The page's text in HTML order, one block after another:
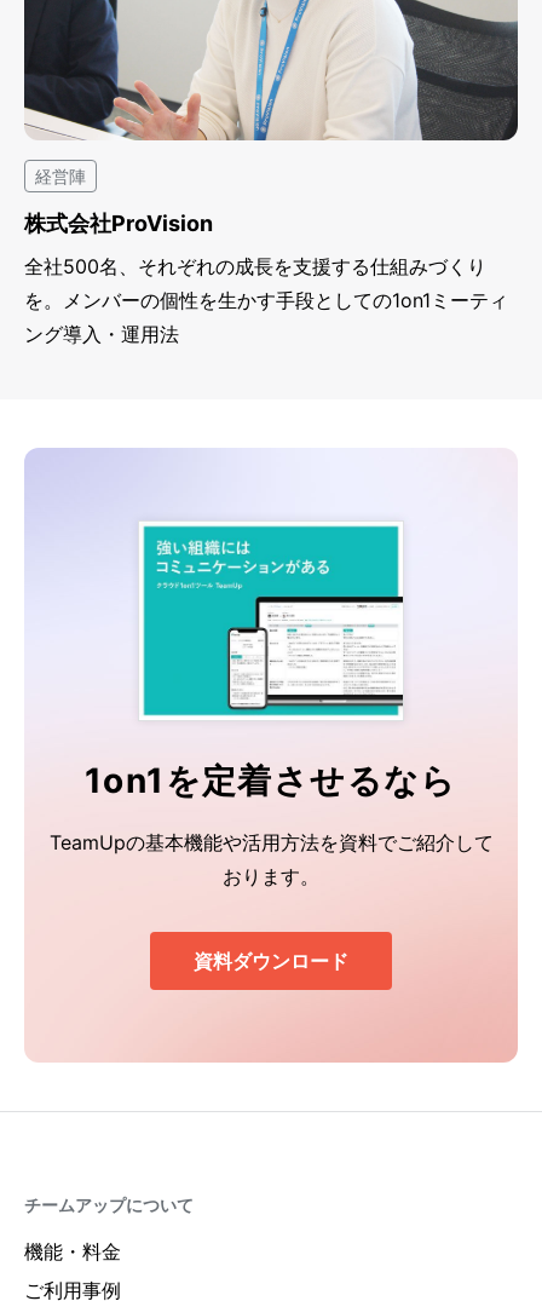
経営陣
株式会社ProVision
全社500名、それぞれの成長を支援する仕組みづくり
を。メンバーの個性を生かす手段としての1on1ミーティ
ング導入・運用法
1on1を定着させるなら
TeamUpの基本機能や活用方法を資料でご紹介して
おります。
資料ダウンロード
チームアップについて
機能・料金
ご利用事例